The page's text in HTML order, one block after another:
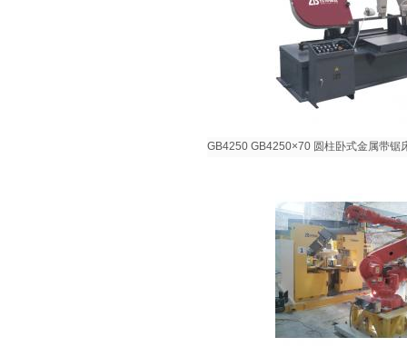
GB4250 GB4250×70 圆柱卧式金属带锯